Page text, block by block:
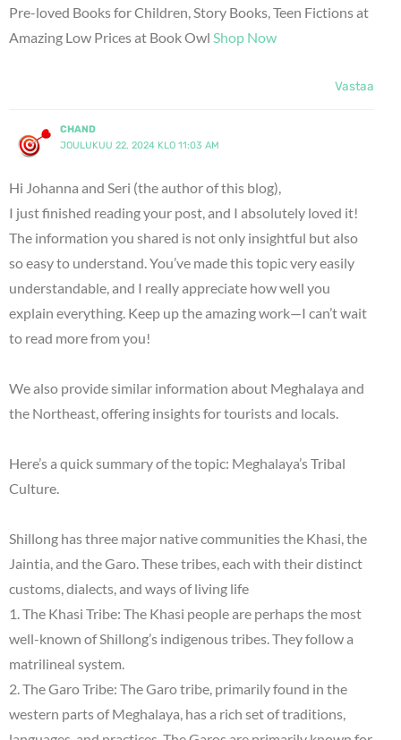
Pre-loved Books for Children, Story Books, Teen Fictions at
Amazing Low Prices at Book Owl Shop Now
Vastaa
CHAND
JOULUKUU 22, 2024 KLO 11:03 AM
Hi Johanna and Seri (the author of this blog),
I just finished reading your post, and I absolutely loved it!
The information you shared is not only insightful but also
so easy to understand. You’ve made this topic very easily
understandable, and I really appreciate how well you
explain everything. Keep up the amazing work—I can’t wait
to read more from you!
We also provide similar information about Meghalaya and
the Northeast, offering insights for tourists and locals.
Here’s a quick summary of the topic: Meghalaya’s Tribal
Culture.
Shillong has three major native communities the Khasi, the
Jaintia, and the Garo. These tribes, each with their distinct
customs, dialects, and ways of living life
1. The Khasi Tribe: The Khasi people are perhaps the most
well-known of Shillong’s indigenous tribes. They follow a
matrilineal system.
2. The Garo Tribe: The Garo tribe, primarily found in the
western parts of Meghalaya, has a rich set of traditions,